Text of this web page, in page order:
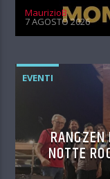
MaurizioB
7 AGOSTO 2026
EVENTI
NOTTE